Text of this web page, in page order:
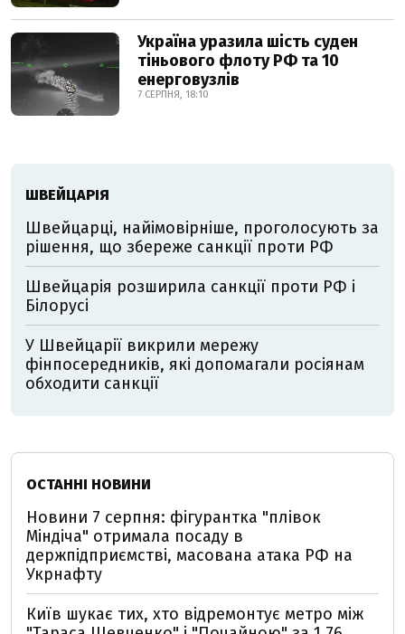
Україна уразила шість суден
тіньового флоту РФ та 10
енерговузлів
7 СЕРПНЯ, 18:10
ШВЕЙЦАРІЯ
Швейцарці, найімовірніше, проголосують за
рішення, що збереже санкції проти РФ
Швейцарія розширила санкції проти РФ і
Білорусі
У Швейцарії викрили мережу
фінпосередників, які допомагали росіянам
обходити санкції
ОСТАННІ НОВИНИ
Новини 7 серпня: фігурантка "плівок
Міндіча" отримала посаду в
держпідприємстві, масована атака РФ на
Укрнафту
Київ шукає тих, хто відремонтує метро між